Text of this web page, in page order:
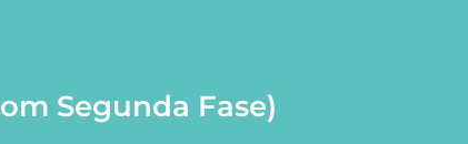
Segunda Fase)